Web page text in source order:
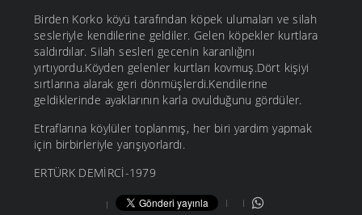
Birden Korko köyü tarafından köpek ulumaları ve silah
sesleriyle kendilerine geldiler. Gelen köpekler kurtlara
saldırdılar. Silah sesleri gecenin karanlığını
yırtıyordu.Köyden gelenler kurtları kovmuş.Dört kişiyi
sırtlarına alarak geri dönmüşlerdi.Kendilerine
geldiklerinde ayaklarının karla ovulduğunu gördüler.
Etraflarına köylüler toplanmış, her biri yardım yapmak
için birbirleriyle yarışıyorlardı.
ERTÜRK DEMİRCİ-1979